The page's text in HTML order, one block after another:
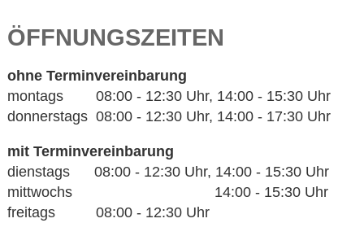
ÖFFNUNGSZEITEN
ohne Terminvereinbarung
montags 08:00 - 12:30 Uhr, 14:00 - 15:30 Uhr
donnerstags 08:00 - 12:30 Uhr, 14:00 - 17:30 Uhr
mit Terminvereinbarung
dienstags 08:00 - 12:30 Uhr, 14:00 - 15:30 Uhr
mittwochs 14:00 - 15:30 Uhr
freitags 08:00 - 12:30 Uhr